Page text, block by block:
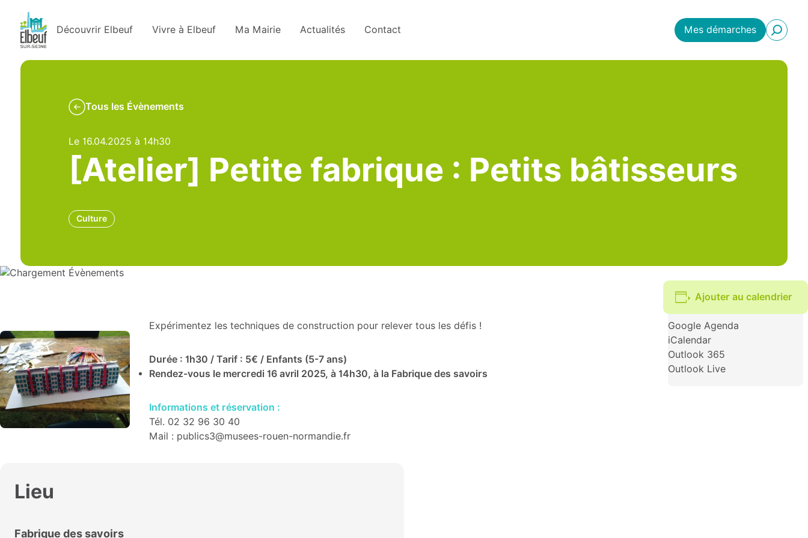
Découvrir Elbeuf Vivre à Elbeuf Ma Mairie Actualités Contact Mes démarches
Tous les Évènements
Le 16.04.2025 à 14h30
[Atelier] Petite fabrique : Petits bâtisseurs
Culture
Ajouter au calendrier
Google Agenda
iCalendar
Outlook 365
Outlook Live
Expérimentez les techniques de construction pour relever tous les défis !
Durée : 1h30 / Tarif : 5€ / Enfants (5-7 ans)
Rendez-vous le mercredi 16 avril 2025, à 14h30, à la Fabrique des savoirs
Informations et réservation :
Tél. 02 32 96 30 40
Mail : publics3@musees-rouen-normandie.fr
Lieu
Fabrique des savoirs